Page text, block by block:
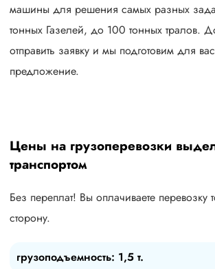
машины для решения самых разных
тонных Газелей, до 100 тонных тралов.
отправить заявку и мы подготовим для
предложение.
Цены на грузоперевозки
транспортом
Без переплат! Вы оплачиваете перевозку
сторону.
грузоподъемность: 1,5 т.